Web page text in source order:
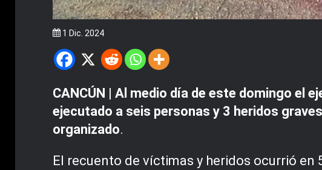
1 Dic. 2024
CANCÚN | Al medio día de este domingo el
ejecutado a seis personas y 3 heridos
organizado.
El recuento de víctimas y heridos ocurrió